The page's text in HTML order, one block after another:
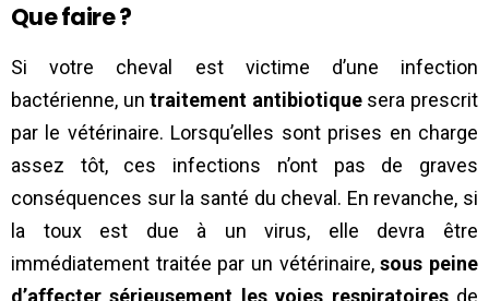
Que faire ?
Si votre cheval est victime d’une infection
bactérienne, un traitement antibiotiquesera prescrit
par le vétérinaire. Lorsqu’elles sont prises en charge
assez tôt, ces infections n’ont pas de graves
conséquences sur la santé du cheval. En revanche, si
la toux est due à un virus, elle devra être
immédiatement traitée par un vétérinaire,sous peine
d’affecter sérieusement les voies respiratoiresde